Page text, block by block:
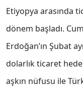
Etiyopya arasında
dönem başladı.
Erdoğan’ın Şubat
dolarlık ticaret
aşkın nüfusu ile